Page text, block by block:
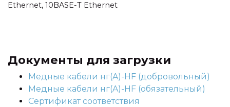
Ethernet, 10BASE-T Ethernet
Документы для загрузки
Медные кабели нг(A)-HF (добровольный)
Медные кабели нг(A)-HF (обязательный)
Сертификат соответствия